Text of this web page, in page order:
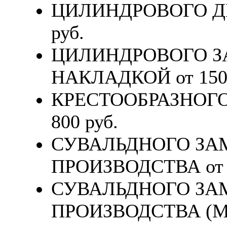
ЦИЛИНДРОВОГО
руб.
ЦИЛИНДРОВОГО
НАКЛАДКОЙ от
800 руб.
СУВАЛЬДНОГО
ПРОИЗВОДСТВА от
СУВАЛЬДНОГО
ПРОИЗВОДСТВА